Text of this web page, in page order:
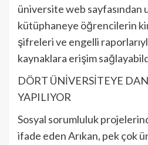
üniversite web sayfasından
kütüphaneye öğrencilerin
şifreleri ve engelli
kaynaklara erişim
DÖRT ÜNİVERSİTEYE
YAPILIYOR
Sosyal sorumluluk
ifade eden Arıkan, pek çok